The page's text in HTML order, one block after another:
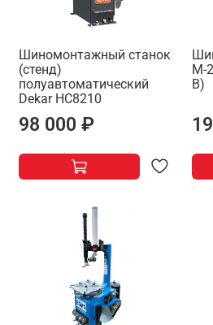
Шиномонтажный станок
(стенд)
полуавтоматический
Dekar HC8210
98 000 ₽
M-
В)